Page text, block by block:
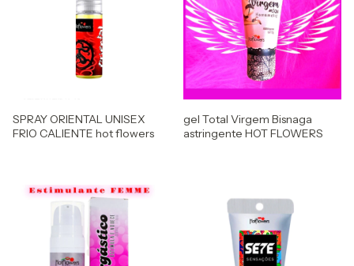
SPRAY ORIENTAL UNISEX
FRIO CALIENTE hot flowers
gel Total Virgem Bisnaga
astringente HOT FLOWERS